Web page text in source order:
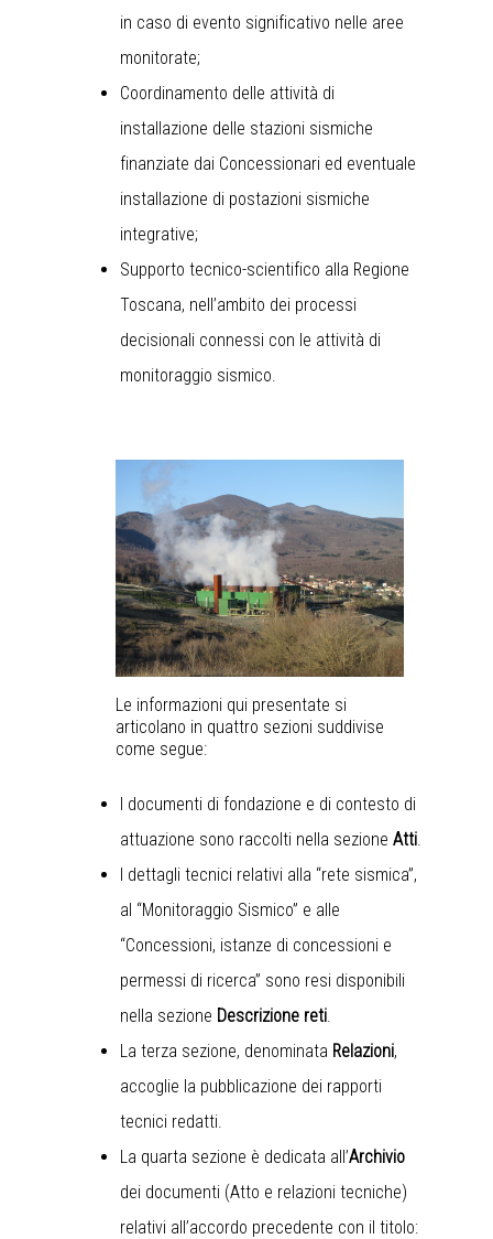
in caso di evento significativo nelle aree
monitorate;
Coordinamento delle attività di
installazione delle stazioni sismiche
finanziate dai Concessionari ed eventuale
installazione di postazioni sismiche
integrative;
Supporto tecnico-scientifico alla Regione
Toscana, nell’ambito dei processi
decisionali connessi con le attività di
monitoraggio sismico.
Le informazioni qui presentate si
articolano in quattro sezioni suddivise
come segue:
I documenti di fondazione e di contesto di
attuazione sono raccolti nella sezione Atti.
I dettagli tecnici relativi alla “rete sismica”,
al “Monitoraggio Sismico” e alle
“Concessioni, istanze di concessioni e
permessi di ricerca” sono resi disponibili
nella sezione Descrizione reti.
La terza sezione, denominata Relazioni,
accoglie la pubblicazione dei rapporti
tecnici redatti.
La quarta sezione è dedicata all’Archivio
dei documenti (Atto e relazioni tecniche)
relativi all’accordo precedente con il titolo: